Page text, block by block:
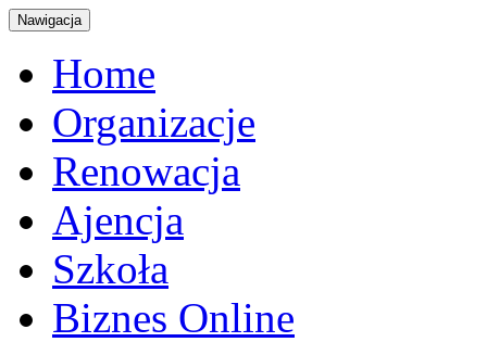
Nawigacja
Home
Organizacje
Renowacja
Ajencja
Szkoła
Biznes Online